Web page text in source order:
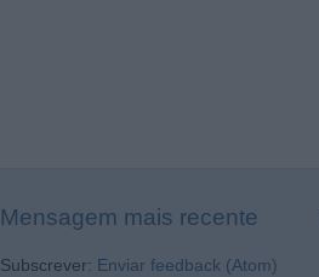
Mensagem mais recente
Subscrever: Enviar feedback (Atom)